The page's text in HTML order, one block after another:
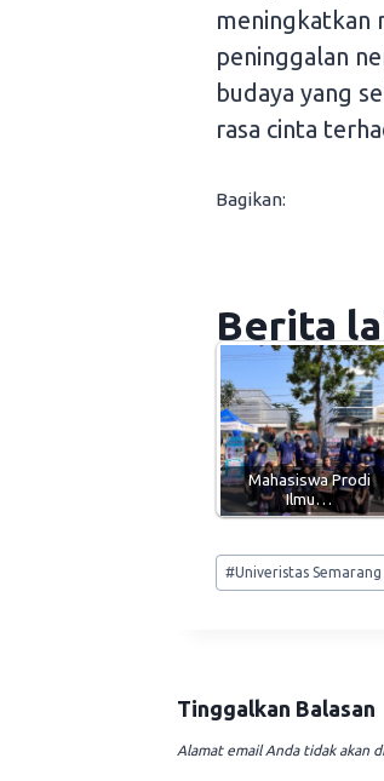
meningkatkan
peninggalan
budaya yang
rasa cinta
Bagikan:
Berita
Mahasiswa Prodi
Ilmu…
Post
Tags:
#Univeristas Semarang
Tinggalkan Balasan
Alamat email Anda tidak akan